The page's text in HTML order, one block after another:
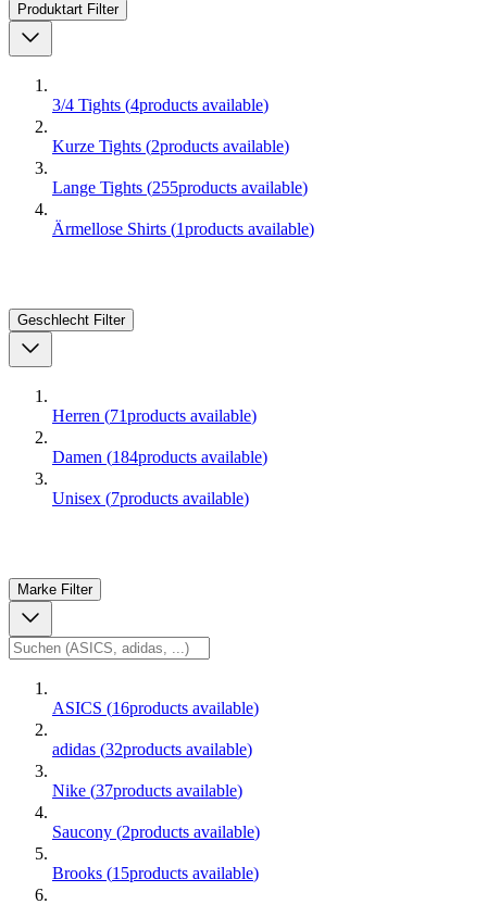
Produktart Filter
3/4 Tights (4products available)
Kurze Tights (2products available)
Lange Tights (255products available)
Ärmellose Shirts (1products available)
Geschlecht Filter
Herren (71products available)
Damen (184products available)
Unisex (7products available)
Marke Filter
ASICS (16products available)
adidas (32products available)
Nike (37products available)
Saucony (2products available)
Brooks (15products available)